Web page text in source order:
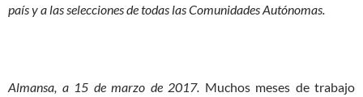
país y a las selecciones de todas las Comunidades Autónomas.
Almansa, a 15 de marzo de 2017. Muchos meses de trabajo